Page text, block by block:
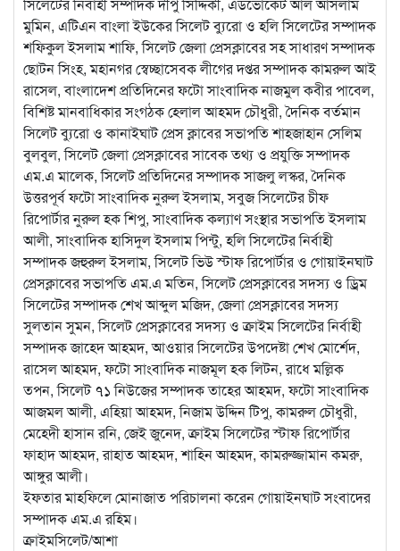
মুমিন, এটিএন বাংলা ইউকের সিলেট ব্যুরো ও হলি সিলেটের সম্পাদক
শফিকুল ইসলাম শাফি, সিলেট জেলা প্রেসক্লাবের সহ সাধারণ সম্পাদক
ছোটন সিংহ, মহানগর স্বেচ্ছাসেবক লীগের দপ্তর সম্পাদক কামরুল আই
রাসেল, বাংলাদেশ প্রতিদিনের ফটো সাংবাদিক নাজমুল কবীর পাবেল,
বিশিষ্ট মানবাধিকার সংগঠক হেলাল আহমদ চৌধুরী, দৈনিক বর্তমান
সিলেট ব্যুরো ও কানাইঘাট প্রেস ক্লাবের সভাপতি শাহজাহান সেলিম
বুলবুল, সিলেট জেলা প্রেসক্লাবের সাবেক তথ্য ও প্রযুক্তি সম্পাদক
এম.এ মালেক, সিলেট প্রতিদিনের সম্পাদক সাজলু লস্কর, দৈনিক
উত্তরপূর্ব ফটো সাংবাদিক নুরুল ইসলাম, সবুজ সিলেটের চীফ
রিপোর্টার নুরুল হক শিপু, সাংবাদিক কল্যাণ সংস্থার সভাপতি ইসলাম
আলী, সাংবাদিক হাসিদুল ইসলাম পিন্টু, হলি সিলেটের নির্বাহী
সম্পাদক জহুরুল ইসলাম, সিলেট ভিউ স্টাফ রিপোর্টার ও গোয়াইনঘাট
প্রেসক্লাবের সভাপতি এম.এ মতিন, সিলেট প্রেসক্লাবের সদস্য ও ড্রিম
সিলেটের সম্পাদক শেখ আব্দুল মজিদ, জেলা প্রেসক্লাবের সদস্য
সুলতান সুমন, সিলেট প্রেসক্লাবের সদস্য ও ক্রাইম সিলেটের নির্বাহী
সম্পাদক জাহেদ আহমদ, আওয়ার সিলেটের উপদেষ্টা শেখ মোর্শেদ,
রাসেল আহমদ, ফটো সাংবাদিক নাজমূল হক লিটন, রাধে মল্লিক
তপন, সিলেট ৭১ নিউজের সম্পাদক তাহের আহমদ, ফটো সাংবাদিক
আজমল আলী, এহিয়া আহমদ, নিজাম উদ্দিন টিপু, কামরুল চৌধুরী,
মেহেদী হাসান রনি, জেই জুনেদ, ক্রাইম সিলেটের স্টাফ রিপোর্টার
ফাহাদ আহমদ, রাহাত আহমদ, শাহিন আহমদ, কামরুজ্জামান কমরু,
আঙ্গুর আলী।
ইফতার মাহফিলে মোনাজাত পরিচালনা করেন গোয়াইনঘাট সংবাদের
সম্পাদক এম.এ রহিম।
ক্রাইমসিলেট/আশা